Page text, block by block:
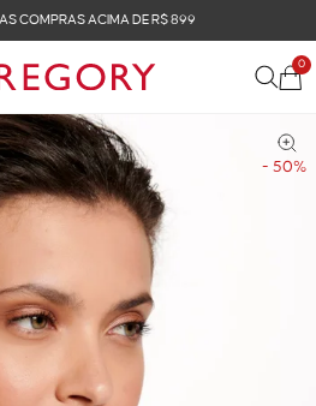
COMPRAS ACIMA DE R$ 899
0
- 50%